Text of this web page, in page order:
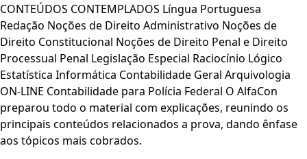
CONTEÚDOS CONTEMPLADOS Língua Portuguesa
Redação Noções de Direito Administrativo Noções de
Direito Constitucional Noções de Direito Penal e Direito
Processual Penal Legislação Especial Raciocínio Lógico
Estatística Informática Contabilidade Geral Arquivologia
ON-LINE Contabilidade para Polícia Federal O AlfaCon
preparou todo o material com explicações, reunindo os
principais conteúdos relacionados a prova, dando ênfase
aos tópicos mais cobrados.